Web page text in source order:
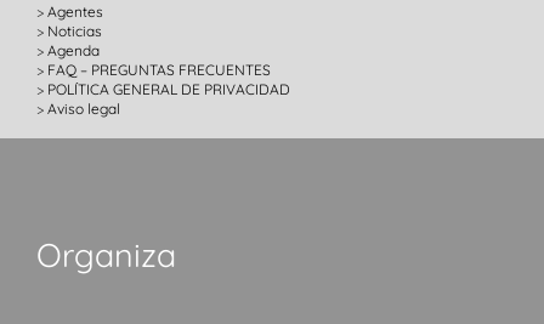
Agentes
Noticias
Agenda
FAQ – PREGUNTAS FRECUENTES
POLÍTICA GENERAL DE PRIVACIDAD
Aviso legal
Organiza